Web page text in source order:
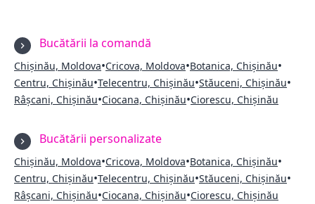
Bucătării la comandă
Chișinău, Moldova•Cricova, Moldova•Botanica, Chișinău•
Centru, Chișinău•Telecentru, Chișinău•Stăuceni, Chișinău•
Râșcani, Chișinău•Ciocana, Chișinău•Ciorescu, Chișinău
Bucătării personalizate
Chișinău, Moldova•Cricova, Moldova•Botanica, Chișinău•
Centru, Chișinău•Telecentru, Chișinău•Stăuceni, Chișinău•
Râșcani, Chișinău•Ciocana, Chișinău•Ciorescu, Chișinău